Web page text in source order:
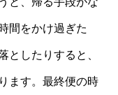
間をかけ過ぎた
としたりすると、
ます。最終便の時